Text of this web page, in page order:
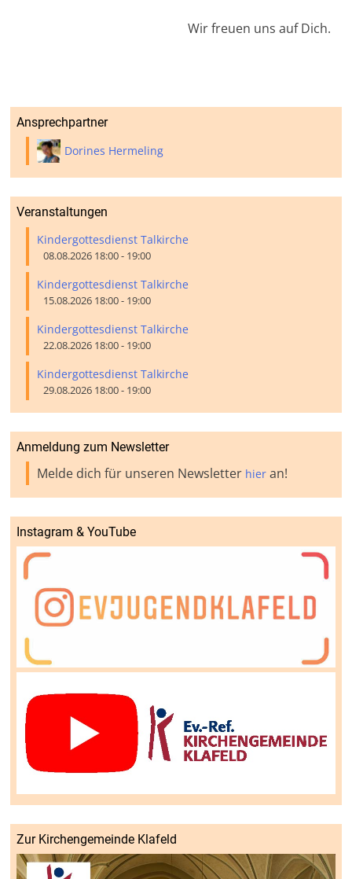
Wir freuen uns auf Dich.
Ansprechpartner
Dorines Hermeling
Veranstaltungen
Kindergottesdienst Talkirche
08.08.2026 18:00 - 19:00
Kindergottesdienst Talkirche
15.08.2026 18:00 - 19:00
Kindergottesdienst Talkirche
22.08.2026 18:00 - 19:00
Kindergottesdienst Talkirche
29.08.2026 18:00 - 19:00
Anmeldung zum Newsletter
Melde dich für unseren Newsletter hier an!
Instagram & YouTube
Zur Kirchengemeinde Klafeld